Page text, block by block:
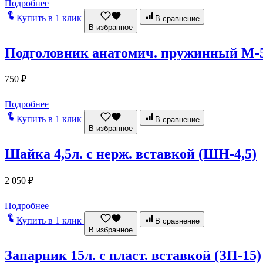
Подробнее
Купить в 1 клик
В избранное
В сравнение
Подголовник анатомич. пружинный М-
750 ₽
Подробнее
Купить в 1 клик
В избранное
В сравнение
Шайка 4,5л. с нерж. вставкой (ШН-4,5)
2 050 ₽
Подробнее
Купить в 1 клик
В избранное
В сравнение
Запарник 15л. с пласт. вставкой (ЗП-15)